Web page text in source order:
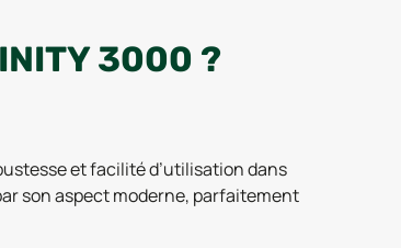
3000 ?
et facilité d’utilisation dans
son aspect moderne, parfaitement